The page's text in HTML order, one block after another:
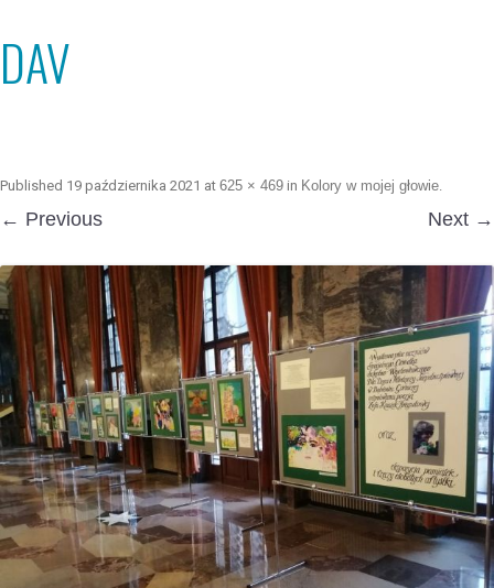
DAV
Published 19 października 2021 at 625 × 469 in Kolory w mojej głowie.
← Previous Next →